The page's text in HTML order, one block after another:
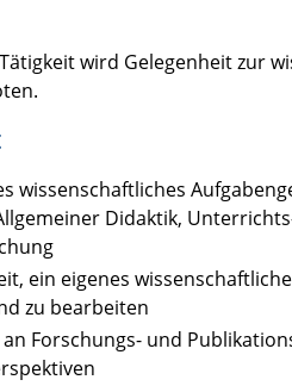
wird Gelegenheit zur
wissenschaftliches
Didaktik,
ein eigenes
zu bearbeiten
Forschungs- und